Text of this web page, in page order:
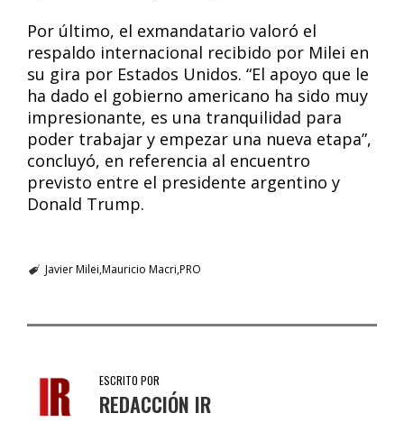
Por último, el exmandatario valoró el
respaldo internacional recibido por Milei en
su gira por Estados Unidos. “El apoyo que le
ha dado el gobierno americano ha sido muy
impresionante, es una tranquilidad para
poder trabajar y empezar una nueva etapa”,
concluyó, en referencia al encuentro
previsto entre el presidente argentino y
Donald Trump.
Javier Milei Mauricio Macri PRO
ESCRITO POR
REDACCIÓN IR